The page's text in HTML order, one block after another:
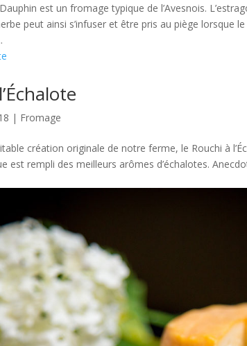
est un fromage typique de l’Avesnois.
peut ainsi s’infuser et être pris au piège lorsque
| Fromage
création originale de notre ferme, le Rouchi à
est rempli des meilleurs arômes d’échalotes.